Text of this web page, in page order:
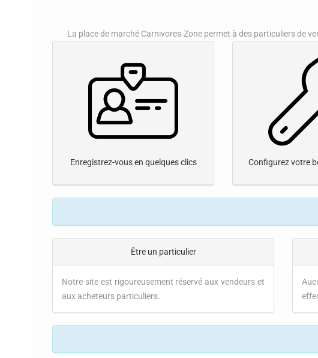
La place de marché Carnivores.Zone permet à des particuliers de
Enregistrez-vous en quelques clics Configurez votre
Être un particulier
Notre site est rigoureusement réservé aux vendeurs et
aux acheteurs particuliers.